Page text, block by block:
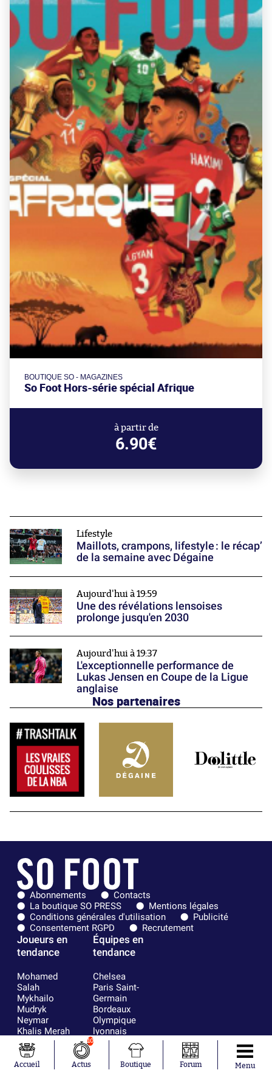
BOUTIQUE SO - MAGAZINES
So Foot Hors-série spécial Afrique
à partir de
6.90€
Lifestyle
Maillots, crampons, lifestyle : le récap’
de la semaine avec Dégaine
Aujourd'hui à 19:59
Une des révélations lensoises
prolonge jusqu'en 2030
Aujourd'hui à 19:37
L'exceptionnelle performance de
Lukas Jensen en Coupe de la Ligue
anglaise
Nos partenaires
Abonnements
Contacts
La boutique SO PRESS
Mentions légales
Conditions générales d'utilisation
Publicité
Consentement RGPD
Recrutement
Joueurs en
tendance
Mohamed
Salah
Mykhailo
Mudryk
Neymar
Khalis Merah
Loïs Openda
Moussa
Niakhaté
Équipes en
tendance
Chelsea
Paris Saint-
Germain
Bordeaux
Olympique
lyonnais
FIFA
Real Madrid
RC Strasbourg
Accueil
10
Actus Boutique Forum Menu